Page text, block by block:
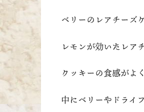
ベリーのレアチーズ
レモンが効いたレア
クッキーの食感がよ
中にベリーやドライ